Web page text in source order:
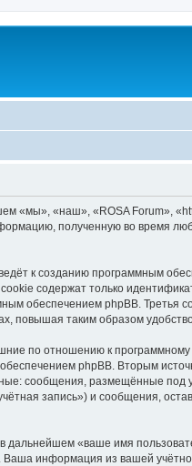
«мы», «наш», «ROSA Forum»,
полученную во время
к созданию программным
содержат только
обеспечением phpBB. Третья
повышая таким образом
по отношению к программному
phpBB. Вторым
сообщения, размещённые под
запись») и сообщения,
«ваше имя
информация из вашей